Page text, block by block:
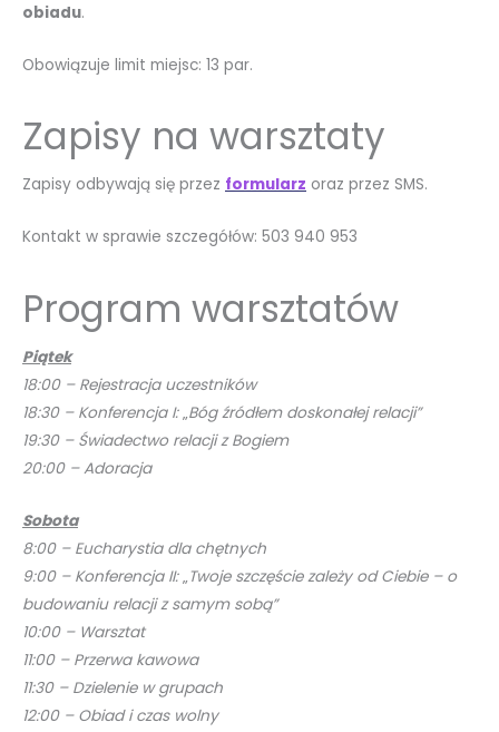
obiadu.
Obowiązuje limit miejsc: 13 par.
Zapisy na warsztaty
Zapisy odbywają się przez formularz oraz przez SMS.
Kontakt w sprawie szczegółów: 503 940 953
Program warsztatów
Piątek
18:00 – Rejestracja uczestników
18:30 – Konferencja I:„Bóg źródłem doskonałej relacji”
19:30 – Świadectwo relacji z Bogiem
20:00 – Adoracja
Sobota
8:00 – Eucharystia dla chętnych
9:00 – Konferencja II:„Twoje szczęście zależy od Ciebie – o
budowaniu relacji z samym sobą”
10:00 – Warsztat
11:00 – Przerwa kawowa
11:30 – Dzielenie w grupach
12:00 – Obiad i czas wolny